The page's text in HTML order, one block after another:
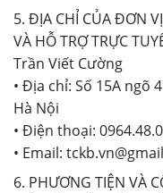
5. ĐỊA CHỈ CỦA ĐƠN
VÀ HỖ TRỢ TRỰC
Trần Viết Cường
• Địa chỉ: Số 15A ngõ
Hà Nội
• Điện thoại:
• Email:
6. PHƯƠNG TIỆN VÀ